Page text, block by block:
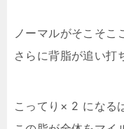
ノーマルがそこそこ
さらに背脂が追い打
こってり× 2 になる